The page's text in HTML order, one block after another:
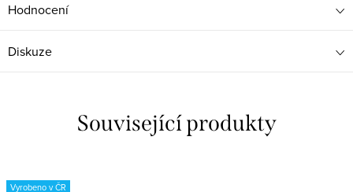
Hodnocení
Diskuze
Související produkty
Vyrobeno v ČR